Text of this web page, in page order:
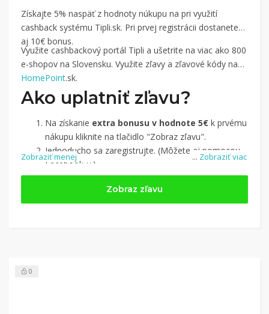
... Zobraziť viac
Získajte 5% naspäť z hodnoty núkupu na pri využití
cashback systému Tipli.sk. Pri prvej registrácii dostanete
aj 10€ bonus.
Využite cashbackový portál Tipli a ušetrite na viac ako 800
e-shopov na Slovensku. Využite zľavy a zľavové kódy na
HomePoint.sk.
Ako uplatniť zľavu?
Na získanie extra bonusu v hodnote 5€ k prvému
nákupu kliknite na tlačidlo "Zobraz zľavu".
Jednoducho sa zaregistrujte. (Môžete aj pomocou
Facebook-u.)
Jednoducho sinájdite obchod, pomocou služby
(v ponuke je cca 1 500 obchodov).
Kliknite na tlačidlo „Nakupovať“.(Následne
Zobraziť menej
Zobraz zľavu
0